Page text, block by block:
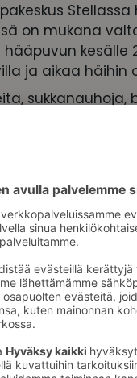
Stellassa
on mukana
kesälle
ja aikaa häihin
sukkanauhoja,